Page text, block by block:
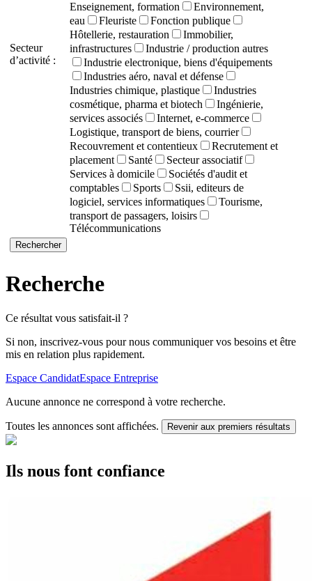
Secteur
d’activité :
Enseignement, formation
Environnement,
eau
Fleuriste
Fonction publique
Hôtellerie, restauration
Immobilier,
infrastructures
Industrie / production autres
Industrie electronique, biens d'équipements
Industries aéro, naval et défense
Industries chimique, plastique
Industries
cosmétique, pharma et biotech
Ingénierie,
services associés
Internet, e-commerce
Logistique, transport de biens, courrier
Recouvrement et contentieux
Recrutement et
placement
Santé
Secteur associatif
Services à domicile
Sociétés d'audit et
comptables
Sports
Ssii, editeurs de
logiciel, services informatiques
Tourisme,
transport de passagers, loisirs
Télécommunications
Recherche
Ce résultat vous satisfait-il ?
Si non, inscrivez-vous pour nous communiquer vos besoins et être
mis en relation plus rapidement.
Espace CandidatEspace Entreprise
Aucune annonce ne correspond à votre recherche.
Toutes les annonces sont affichées. Revenir aux premiers résultats
Ils nous font confiance